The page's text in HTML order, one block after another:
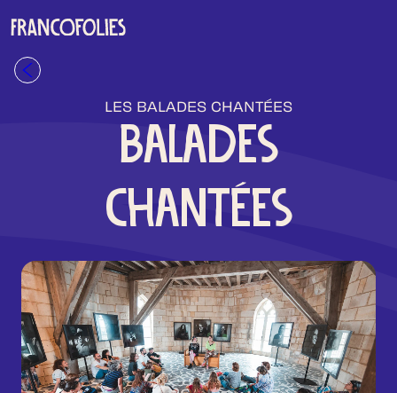
Retour à la liste
LES BALADES CHANTÉES
BALADES
CHANTÉES